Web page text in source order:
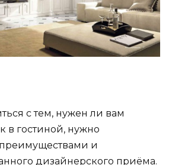
с тем, нужен ли вам
в гостиной, нужно
и
дизайнерского приёма.